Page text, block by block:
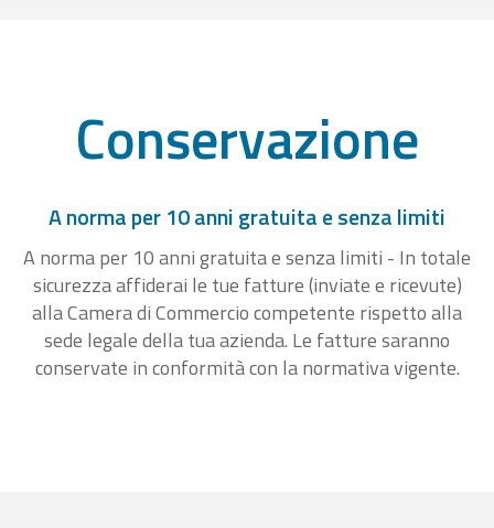
Conservazione
A norma per 10 anni gratuita e senza limiti
A norma per 10 anni gratuita e senza limiti - In totale
sicurezza affiderai le tue fatture (inviate e ricevute)
alla Camera di Commercio competente rispetto alla
sede legale della tua azienda. Le fatture saranno
conservate in conformità con la normativa vigente.